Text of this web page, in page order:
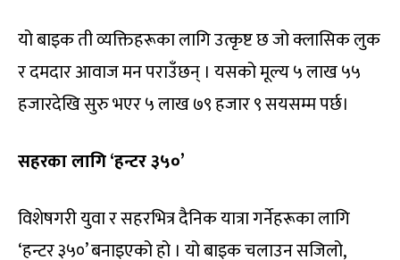
यो बाइक ती व्यक्तिहरूका लागि उत्कृष्ट छ जो क्लासिक लुक
र दमदार आवाज मन पराउँछन् । यसको मूल्य ५ लाख ५५
हजारदेखि सुरु भएर ५ लाख ७९ हजार ९ सयसम्म पर्छ।
सहरका लागि ‘हन्टर ३५०’
विशेषगरी युवा र सहरभित्र दैनिक यात्रा गर्नेहरूका लागि
‘हन्टर ३५०’ बनाइएको हो । यो बाइक चलाउन सजिलो,